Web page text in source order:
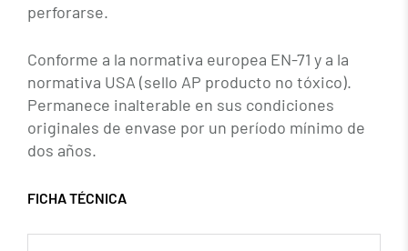
perforarse.
Conforme a la normativa europea EN-71 y a la
normativa USA (sello AP producto no tóxico).
Permanece inalterable en sus condiciones
originales de envase por un período mínimo de
dos años.
FICHA TÉCNICA